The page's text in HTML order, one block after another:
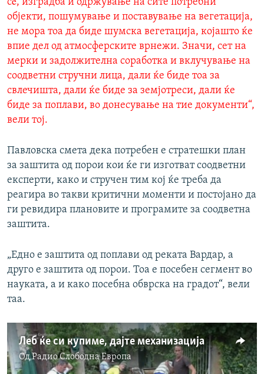
сè, изградба и одржување на сите потребни
објекти, пошумување и поставување на вегетација,
не мора тоа да биде шумска вегетација, којашто ќе
впие дел од атмосферските врнежи. Значи, сет на
мерки и задолжителна соработка и вклучување на
соодветни стручни лица, дали ќе биде тоа за
свлечишта, дали ќе биде за земјотреси, дали ќе
биде за поплави, во донесување на тие документи“,
вели тој.
Павловска смета дека потребен е стратешки план
за заштита од порои кои ќе ги изготват соодветни
експерти, како и стручен тим кој ќе треба да
реагира во такви критични моменти и постојано да
ги ревидира плановите и програмите за соодветна
заштита.
„Едно е заштита од поплави од реката Вардар, а
друго е заштита од порои. Тоа е посебен сегмент во
науката, а и како посебна обврска на градот“, вели
таа.
Леб ќе си купиме, дајте механизација
ОдРадио Слободна Eвропа